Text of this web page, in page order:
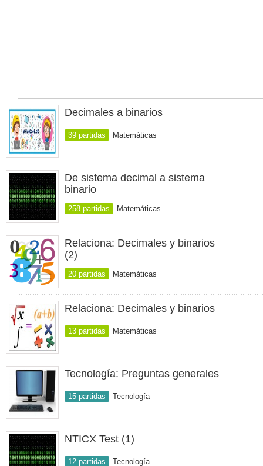
Decimales a binarios
39 partidas Matemáticas
De sistema decimal a sistema
binario
258 partidas Matemáticas
Relaciona: Decimales y binarios
(2)
20 partidas Matemáticas
Relaciona: Decimales y binarios
13 partidas Matemáticas
Tecnología: Preguntas generales
15 partidas Tecnología
NTICX Test (1)
12 partidas Tecnología